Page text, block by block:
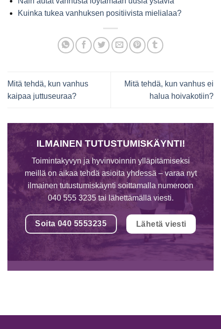
Kuinka tukea vanhuksen positiivista mielialaa?
Mitä tehdä, kun vanhus
kaipaa juttuseuraa?
Mitä tehdä, kun vanhus ei
halua hoivakotiin?
ILMAINEN TUTUSTUMISKÄYNTI!
Toimintakyvyn ja hyvinvoinnin ylläpitämiseksi
meillä on aikaa tehdä asioita yhdessä – varaa nyt
ilmainen tutustumiskäynti soittamalla numeroon
040 555 3235 tai lähettämällä viesti.
Soita 040 5553235 Lähetä viesti